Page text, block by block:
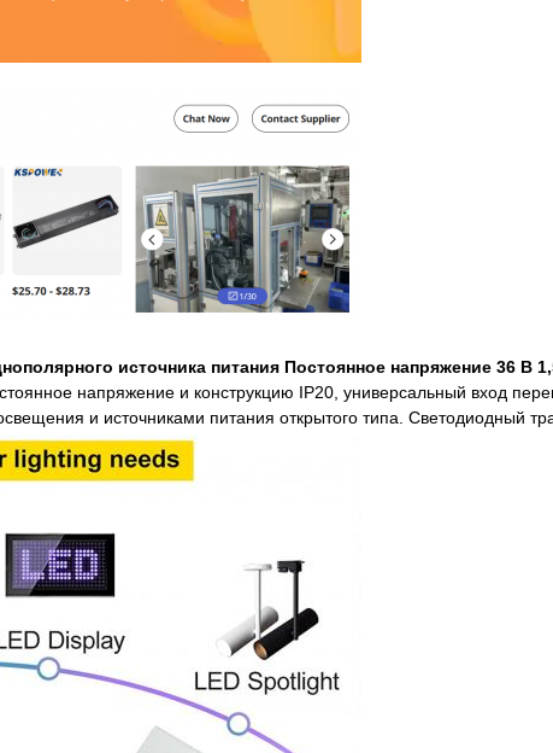
источника питания Постоянное напряжение 36
напряжение и конструкцию IP20, универсальный вход
и источниками питания открытого типа. Светодиодный